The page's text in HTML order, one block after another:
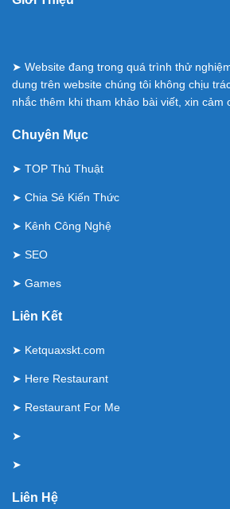
➤ Website đang trong quá trình thử
dung trên website chúng tôi không chịu
nhắc thêm khi tham khảo bài viết, xin cảm
Chuyên Mục
➤ TOP Thủ Thuật
➤ Chia Sẻ Kiến Thức
➤ Kênh Công Nghệ
➤ SEO
➤ Games
Liên Kết
➤ Ketquaxskt.com
➤ Here Restaurant
➤ Restaurant For Me
➤
➤
Liên Hệ